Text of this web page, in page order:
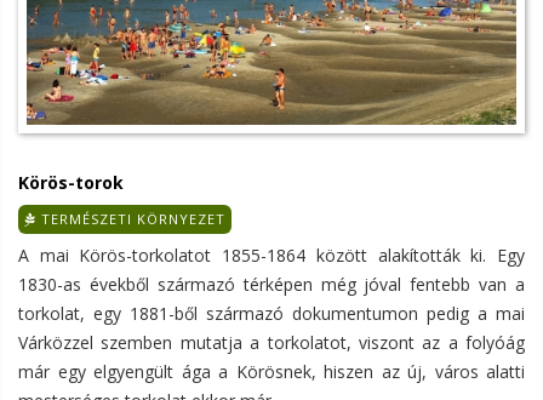
Körös-torok
TERMÉSZETI KÖRNYEZET
A mai Körös-torkolatot 1855-1864 között alakították ki. Egy
1830-as évekből származó térképen még jóval fentebb van a
torkolat, egy 1881-ből származó dokumentumon pedig a mai
Várközzel szemben mutatja a torkolatot, viszont az a folyóág
már egy elgyengült ága a Körösnek, hiszen az új, város alatti